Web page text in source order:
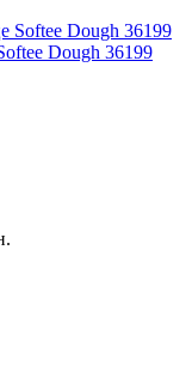
Dough 36199